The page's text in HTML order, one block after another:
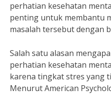
perhatian kesehatan
penting untuk membantu
masalah tersebut dengan
Salah satu alasan
perhatian kesehatan
karena tingkat stres yang
Menurut American